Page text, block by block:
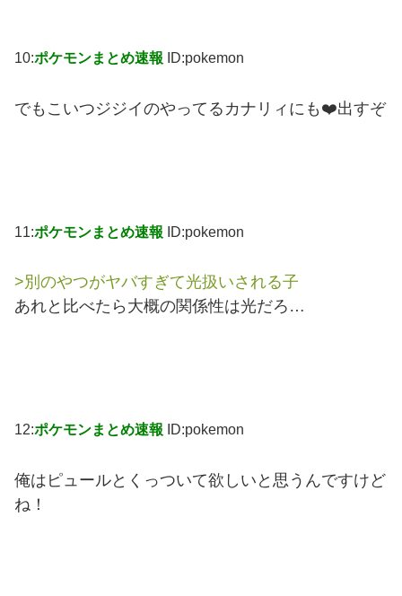
10:ポケモンまとめ速報 ID:pokemon
でもこいつジジイのやってるカナリィにも❤️出すぞ
11:ポケモンまとめ速報 ID:pokemon
>別のやつがヤバすぎて光扱いされる子
あれと比べたら大概の関係性は光だろ…
12:ポケモンまとめ速報 ID:pokemon
俺はピュールとくっついて欲しいと思うんですけど
ね！